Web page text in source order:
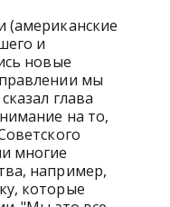
(американские
и
новые
мы
глава
на то,
многие
например,
которые